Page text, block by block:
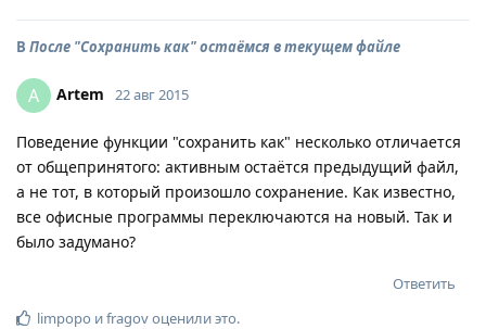
В После "Сохранить как" остаёмся в текущем файле
A Artem 22 авг 2015
Поведение функции "сохранить как" несколько отличается
от общепринятого: активным остаётся предыдущий файл,
а не тот, в который произошло сохранение. Как известно,
все офисные программы переключаются на новый. Так и
было задумано?
Ответить
limpopo иfragovоценили это.